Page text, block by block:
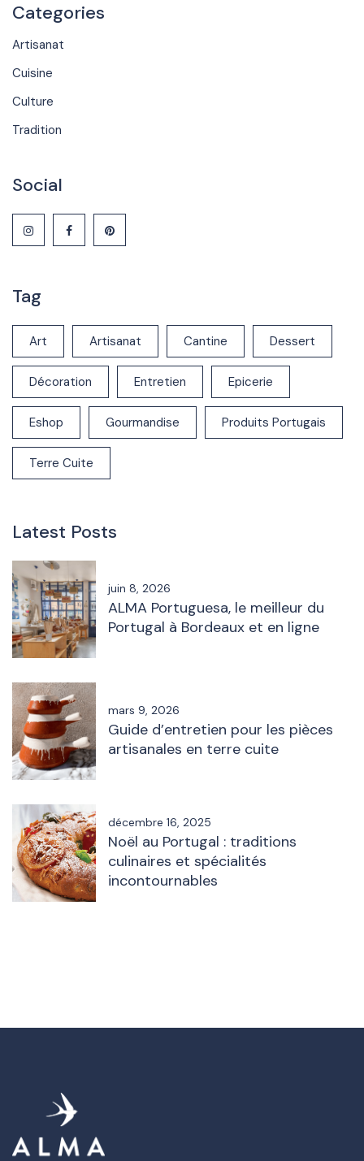
Categories
Artisanat
Cuisine
Culture
Tradition
Social
Tag
Art Artisanat Cantine Dessert
Décoration Entretien Epicerie
Eshop Gourmandise Produits Portugais
Terre Cuite
Latest Posts
juin 8, 2026
ALMA Portuguesa, le meilleur du
Portugal à Bordeaux et en ligne
mars 9, 2026
Guide d’entretien pour les pièces
artisanales en terre cuite
décembre 16, 2025
Noël au Portugal : traditions
culinaires et spécialités
incontournables